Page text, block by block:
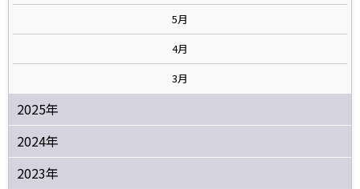
5月
4月
3月
2025年
2024年
2023年